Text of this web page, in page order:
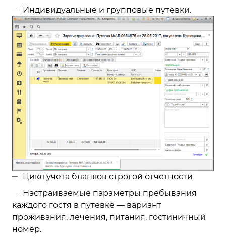
Индивидуальные и групповые путевки.
Цикл учета бланков строгой отчетности
Настраиваемые параметры пребывания
каждого гостя в путевке — вариант
проживания, лечения, питания, гостиничный
номер.